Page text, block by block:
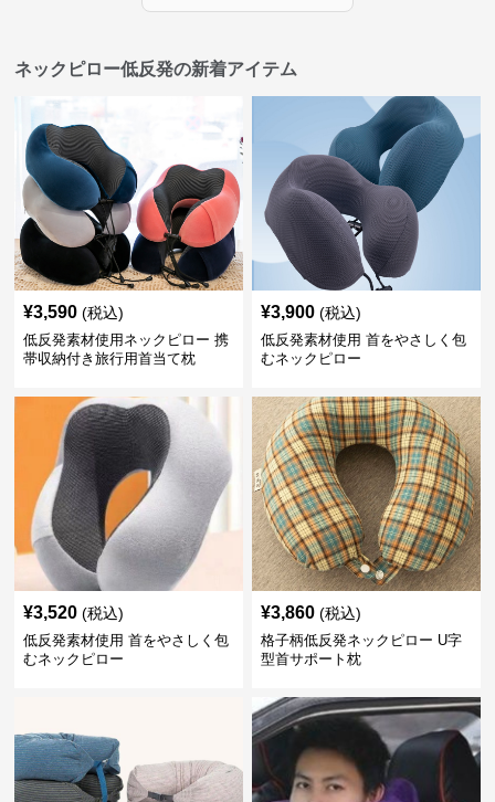
ネックピロー低反発の新着アイテム
¥3,590 (税込)
低反発素材使用ネックピロー 携
帯収納付き旅行用首当て枕
¥3,900 (税込)
低反発素材使用 首をやさしく包
むネックピロー
¥3,520 (税込)
低反発素材使用 首をやさしく包
むネックピロー
¥3,860 (税込)
格子柄低反発ネックピロー U字
型首サポート枕